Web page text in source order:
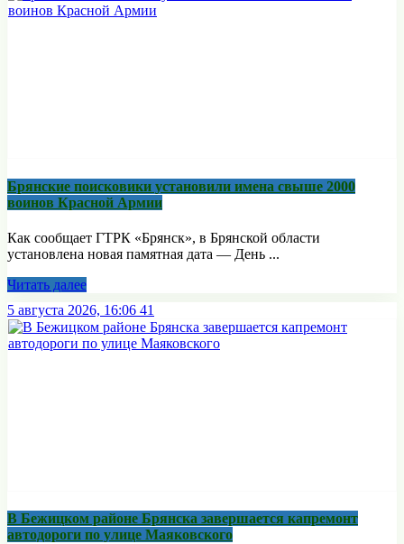
Брянские поисковики установили имена свыше 2000
воинов Красной Армии
Как сообщает ГТРК «Брянск», в Брянской области
установлена новая памятная дата — День ...
Читать далее
5 августа 2026, 16:06 41
В Бежицком районе Брянска завершается капремонт
автодороги по улице Маяковского